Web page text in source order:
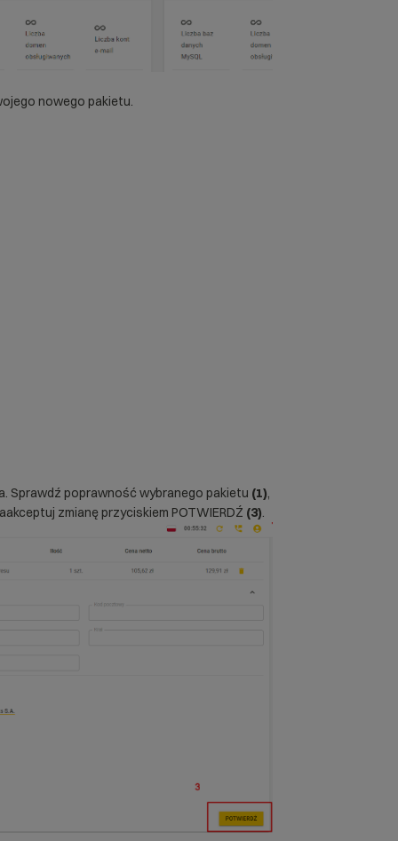
nowego pakietu.
Sprawdź poprawność wybranego pakietu (1),
zmianę przyciskiem POTWIERDŹ (3).